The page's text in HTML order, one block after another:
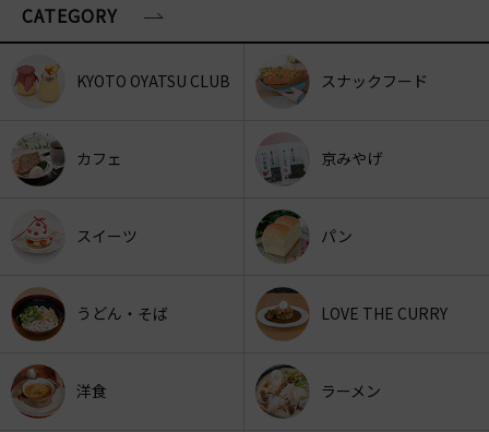
CATEGORY
KYOTO OYATSU CLUB スナックフード
カフェ 京みやげ
スイーツ パン
うどん・そば LOVE THE CURRY
洋食 ラーメン